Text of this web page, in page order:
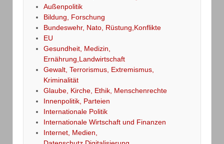
Außenpolitik
Bildung, Forschung
Bundeswehr, Nato, Rüstung,Konflikte
EU
Gesundheit, Medizin,
Ernährung,Landwirtschaft
Gewalt, Terrorismus, Extremismus,
Kriminalität
Glaube, Kirche, Ethik, Menschenrechte
Innenpolitik, Parteien
Internationale Politik
Internationale Wirtschaft und Finanzen
Internet, Medien,